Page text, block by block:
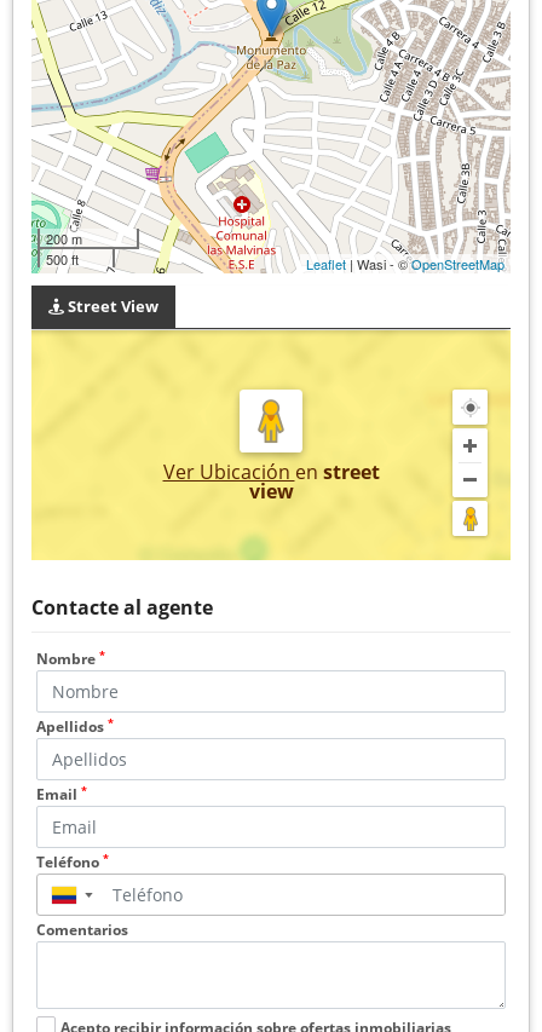
200 m
500 ft
Leaflet | Wasi - ©OpenStreetMap
Street View
Ver Ubicación en street
view
Contacte al agente
Nombre *
Apellidos *
Email *
Teléfono *
▼
Comentarios
Acepto recibir información sobre ofertas inmobiliarias